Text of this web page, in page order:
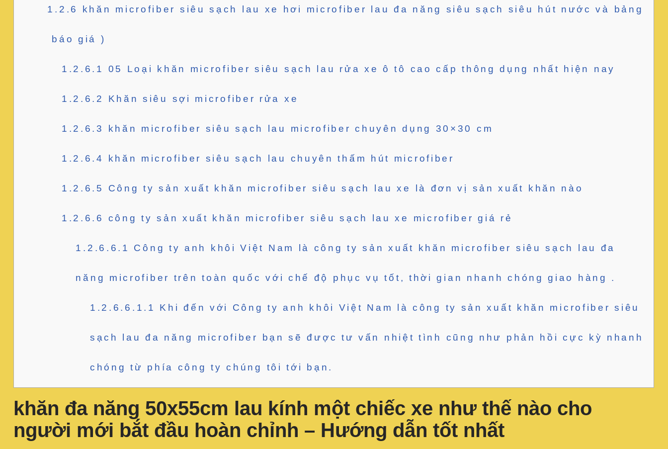
1.2.6 khăn microfiber siêu sạch lau xe hơi microfiber lau đa năng siêu sạch siêu hút nước và bảng
báo giá )
1.2.6.1 05 Loại khăn microfiber siêu sạch lau rửa xe ô tô cao cấp thông dụng nhất hiện nay
1.2.6.2 Khăn siêu sợi microfiber rửa xe
1.2.6.3 khăn microfiber siêu sạch lau microfiber chuyên dụng 30×30 cm
1.2.6.4 khăn microfiber siêu sạch lau chuyên thấm hút microfiber
1.2.6.5 Công ty sản xuất khăn microfiber siêu sạch lau xe là đơn vị sản xuất khăn nào
1.2.6.6 công ty sản xuất khăn microfiber siêu sạch lau xe microfiber giá rẻ
1.2.6.6.1 Công ty anh khôi Việt Nam là công ty sản xuất khăn microfiber siêu sạch lau đa
năng microfiber trên toàn quốc với chế độ phục vụ tốt, thời gian nhanh chóng giao hàng .
1.2.6.6.1.1 Khi đến với Công ty anh khôi Việt Nam là công ty sản xuất khăn microfiber siêu
sạch lau đa năng microfiber bạn sẽ được tư vấn nhiệt tình cũng như phản hồi cực kỳ nhanh
chóng từ phía công ty chúng tôi tới bạn.
khăn đa năng 50x55cm lau kính một chiếc xe như thế nào cho
người mới bắt đầu hoàn chỉnh – Hướng dẫn tốt nhất